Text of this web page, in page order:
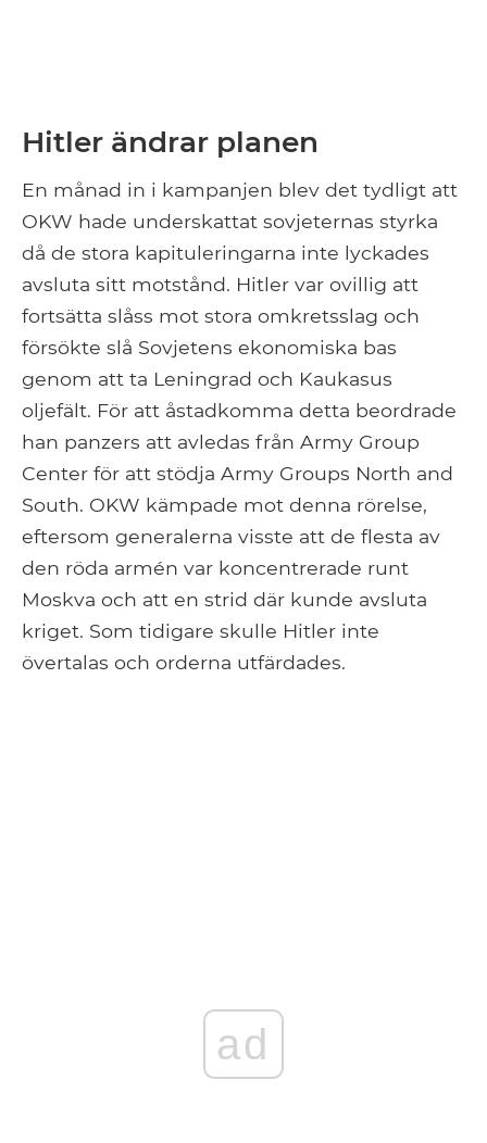
Hitler ändrar planen
En månad in i kampanjen blev det tydligt att
OKW hade underskattat sovjeternas styrka
då de stora kapituleringarna inte lyckades
avsluta sitt motstånd. Hitler var ovillig att
fortsätta slåss mot stora omkretsslag och
försökte slå Sovjetens ekonomiska bas
genom att ta Leningrad och Kaukasus
oljefält. För att åstadkomma detta beordrade
han panzers att avledas från Army Group
Center för att stödja Army Groups North and
South. OKW kämpade mot denna rörelse,
eftersom generalerna visste att de flesta av
den röda armén var koncentrerade runt
Moskva och att en strid där kunde avsluta
kriget. Som tidigare skulle Hitler inte
övertalas och orderna utfärdades.
ad